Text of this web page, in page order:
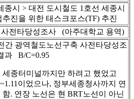
종시 > 대전 도시철도 1호선 세종시
추진을 위한 태스크포스(TF) 추진
사전타당성조사 (아주대학교 용역)
간 광역철도노선구축 사전타당성조
과 B/C=0.95
세종터미널까지만 하려고 했었고
이었으나, 정부세종청사까지 연
함. 연장 노선은 현 BRT노선이 아닌